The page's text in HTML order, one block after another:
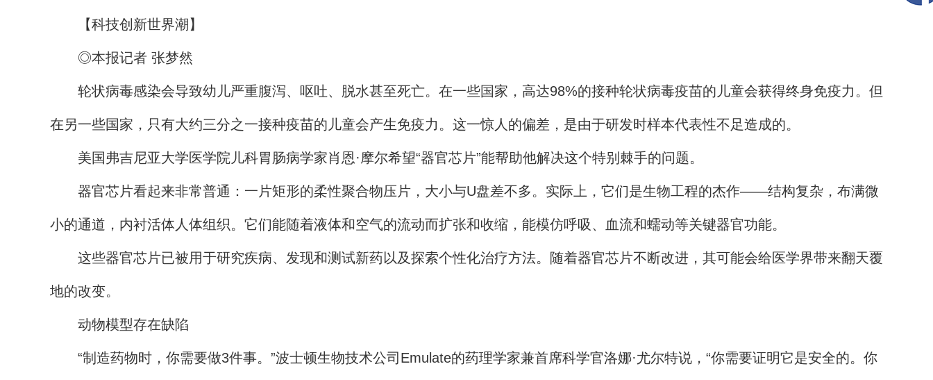
【科技创新世界潮】
◎本报记者 张梦然
轮状病毒感染会导致幼儿严重腹泻、呕吐、脱水甚至死亡。在一些国家，高达98%的接种轮状病毒疫苗的儿童会获得终身免疫力。但
在另一些国家，只有大约三分之一接种疫苗的儿童会产生免疫力。这一惊人的偏差，是由于研发时样本代表性不足造成的。
美国弗吉尼亚大学医学院儿科胃肠病学家肖恩·摩尔希望“器官芯片”能帮助他解决这个特别棘手的问题。
器官芯片看起来非常普通：一片矩形的柔性聚合物压片，大小与U盘差不多。实际上，它们是生物工程的杰作——结构复杂，布满微
小的通道，内衬活体人体组织。它们能随着液体和空气的流动而扩张和收缩，能模仿呼吸、血流和蠕动等关键器官功能。
这些器官芯片已被用于研究疾病、发现和测试新药以及探索个性化治疗方法。随着器官芯片不断改进，其可能会给医学界带来翻天覆
地的改变。
动物模型存在缺陷
“制造药物时，你需要做3件事。”波士顿生物技术公司Emulate的药理学家兼首席科学官洛娜·尤尔特说，“你需要证明它是安全的。你